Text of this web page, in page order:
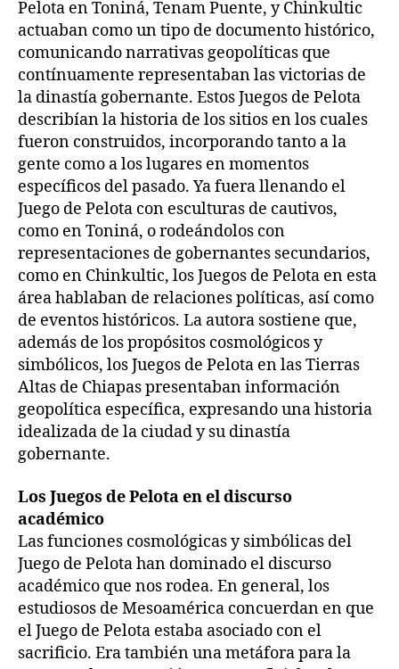
Pelota en Toniná, Tenam Puente, y Chinkultic
actuaban como un tipo de documento histórico,
comunicando narrativas geopolíticas que
contínuamente representaban las victorias de
la dinastía gobernante. Estos Juegos de Pelota
describían la historia de los sitios en los cuales
fueron construidos, incorporando tanto a la
gente como a los lugares en momentos
específicos del pasado. Ya fuera llenando el
Juego de Pelota con esculturas de cautivos,
como en Toniná, o rodeándolos con
representaciones de gobernantes secundarios,
como en Chinkultic, los Juegos de Pelota en esta
área hablaban de relaciones políticas, así como
de eventos históricos. La autora sostiene que,
además de los propósitos cosmológicos y
simbólicos, los Juegos de Pelota en las Tierras
Altas de Chiapas presentaban información
geopolítica específica, expresando una historia
idealizada de la ciudad y su dinastía
gobernante.
Los Juegos de Pelota en el discurso
académico
Las funciones cosmológicas y simbólicas del
Juego de Pelota han dominado el discurso
académico que nos rodea. En general, los
estudiosos de Mesoamérica concuerdan en que
el Juego de Pelota estaba asociado con el
sacrificio. Era también una metáfora para la